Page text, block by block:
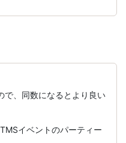
で、同数になるとより良い
イベントのパーティー